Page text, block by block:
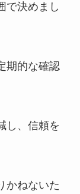
で決めまし
期的な確認
し、信頼を
かねないた